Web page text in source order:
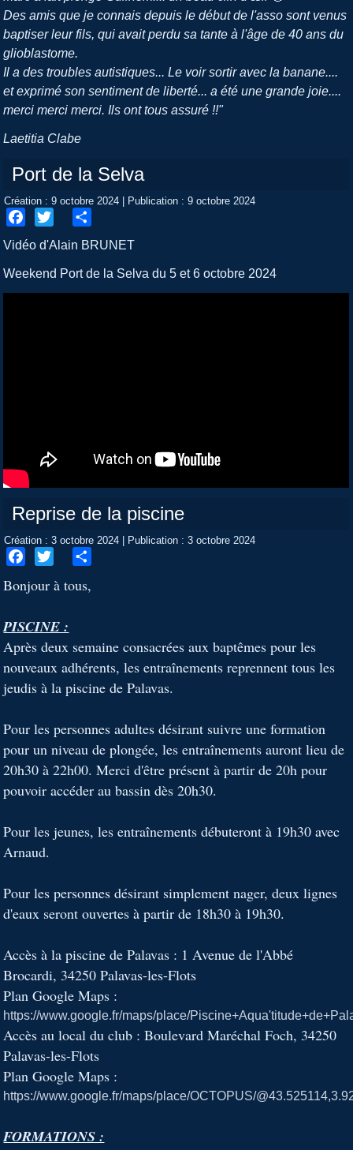
Des amis que je connais depuis le début de l'asso sont venus
baptiser leur fils, qui avait perdu sa tante à l'âge de 40 ans du
glioblastome.
Il a des troubles autistiques... Le voir sortir avec la banane....
et exprimé son sentiment de liberté... a été une grande joie....
merci merci merci. Ils ont tous assuré !!"
Laetitia Clabe
Port de la Selva
Création : 9 octobre 2024 | Publication : 9 octobre 2024
Facebook
Vidéo d'Alain BRUNET
Weekend Port de la Selva du 5 et 6 octobre 2024
Reprise de la piscine
Création : 3 octobre 2024 | Publication : 3 octobre 2024
Bonjour à tous,
PISCINE :
Après deux semaine consacrées aux baptêmes pour les
nouveaux adhérents, les entraînements reprennent tous les
jeudis à la piscine de Palavas.
Pour les personnes adultes désirant suivre une formation
pour un niveau de plongée, les entraînements auront lieu de
20h30 à 22h00. Merci d'être présent à partir de 20h pour
pouvoir accéder au bassin dès 20h30.
Pour les jeunes, les entraînements débuteront à 19h30 avec
Arnaud.
Pour les personnes désirant simplement nager, deux lignes
d'eaux seront ouvertes à partir de 18h30 à 19h30.
Accès à la piscine de Palavas : 1 Avenue de l'Abbé
Brocardi, 34250 Palavas-les-Flots
Plan Google Maps :
https://www.google.fr/maps/place/
Accès au local du club : Boulevard Maréchal Foch, 34250
Palavas-les-Flots
Plan Google Maps :
https://www.google.fr/maps/place/OCTOPUS/
FORMATIONS :